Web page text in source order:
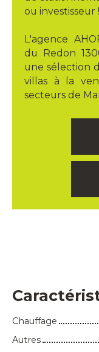
ou investisseur !
L'agence
du Redon
une sélection
villas à la
secteurs de
Chauffage
Autres